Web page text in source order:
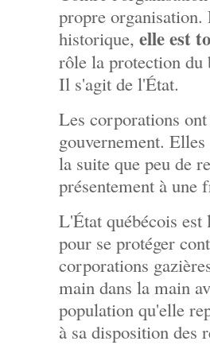
propre organisation.
historique, elle est
rôle la protection du
Il s'agit de l'État.
Les corporations
gouvernement.
la suite que peu de
présentement à une
L'État québécois
pour se protéger
corporations
main dans la main
population qu'elle
à sa disposition des